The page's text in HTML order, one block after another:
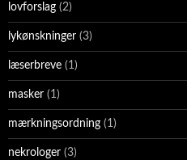
lovforslag (2)
lykønskninger (3)
læserbreve (1)
masker (1)
mærkningsordning (1)
nekrologer (3)